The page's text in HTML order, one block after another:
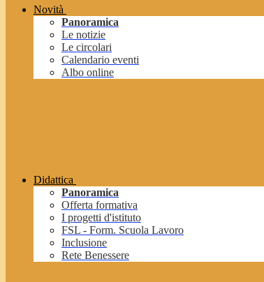
Novità
Panoramica
Le notizie
Le circolari
Calendario eventi
Albo online
Didattica
Panoramica
Offerta formativa
I progetti d'istituto
FSL - Form. Scuola Lavoro
Inclusione
Rete Benessere